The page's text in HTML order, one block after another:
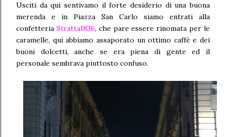
Usciti da qui sentivamo il forte desiderio di una buona
merenda e in Piazza San Carlo siamo entrati alla
confetteria Stratta1836, che pare essere rinomata per le
caramelle, qui abbiamo assaporato un ottimo caffè e dei
buoni dolcetti, anche se era piena di gente ed il
personale sembrava piuttosto confuso.